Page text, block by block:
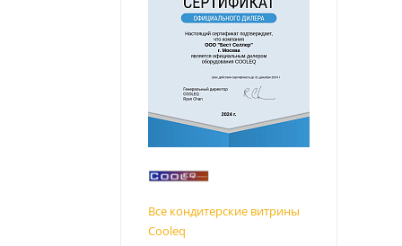
Все кондитерские витрины
Cooleq